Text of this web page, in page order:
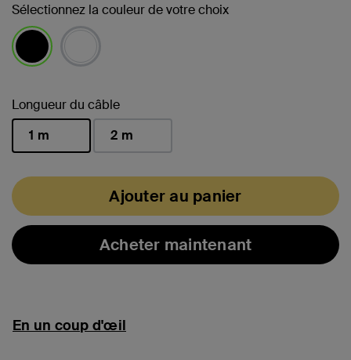
Sélectionnez la couleur de votre choix
Longueur du câble
1 m
2 m
Ajouter au panier
Acheter maintenant
En un coup d'œil